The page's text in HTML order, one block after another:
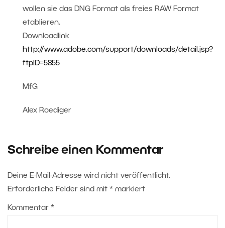
wollen sie das DNG Format als freies RAW Format
etablieren.
Downloadlink
http://www.adobe.com/support/downloads/detail.jsp?
ftpID=5855
MfG
Alex Roediger
Schreibe einen Kommentar
Deine E-Mail-Adresse wird nicht veröffentlicht.
Erforderliche Felder sind mit * markiert
Kommentar *